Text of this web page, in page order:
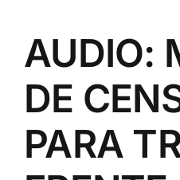
AUDIO:
DE
PARA